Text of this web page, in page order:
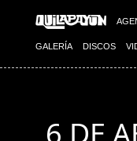
GALERÍA DISCOS